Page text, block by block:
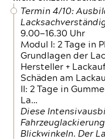
Termin 4/10:
9.00—16.30 Uhr
Modul I: 2 Tage in
Grundlagen der
Hersteller +
Schäden am
II: 2 Tage in
La…
Diese
Blickwinkeln. Der